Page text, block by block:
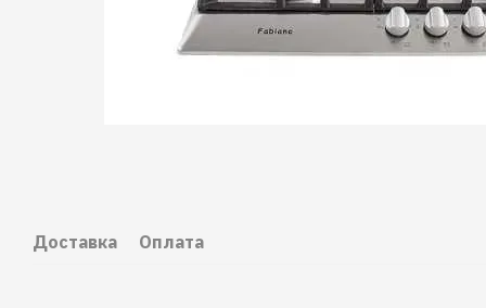
Доставка Оплата